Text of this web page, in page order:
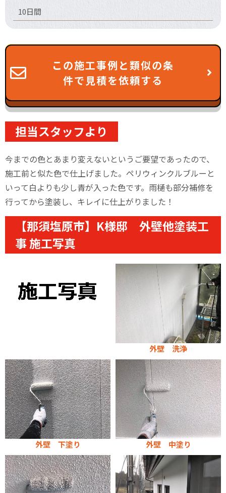
10日間
この施工事例と類似の条
件で見積を依頼する
担当スタッフより
今までの色とあまり変えないというご要望であったので、
施工前と似た色で仕上げました。ペリウィンクルブルーと
いって白よりも少し青が入った色です。雨樋も部分補修を
行ってから塗装し、キレイに仕上がりました！
【那須塩原市】K様邸 外壁他塗装工
事 施工写真
外壁 洗浄
外壁 下塗り 外壁 中塗り